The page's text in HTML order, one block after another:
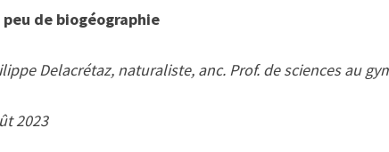
peu de biogéographie
Delacrétaz, naturaliste, anc. Prof. de sciences au
2023